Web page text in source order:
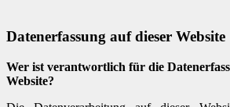
Datenerfassung auf dieser Website
Wer ist verantwortlich für die
Website?